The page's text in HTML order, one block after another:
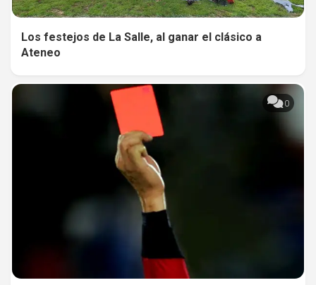
Los festejos de La Salle, al ganar el clásico a
Ateneo
0